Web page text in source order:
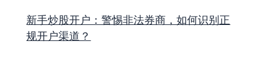
新手炒股开户：警惕非法券商，如何识别正
规开户渠道？